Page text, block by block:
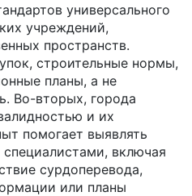
универсального
учреждений,
пространств.
строительные нормы,
планы, а не
Во-вторых, города
и их
помогает выявлять
включая
сурдоперевода,
или планы